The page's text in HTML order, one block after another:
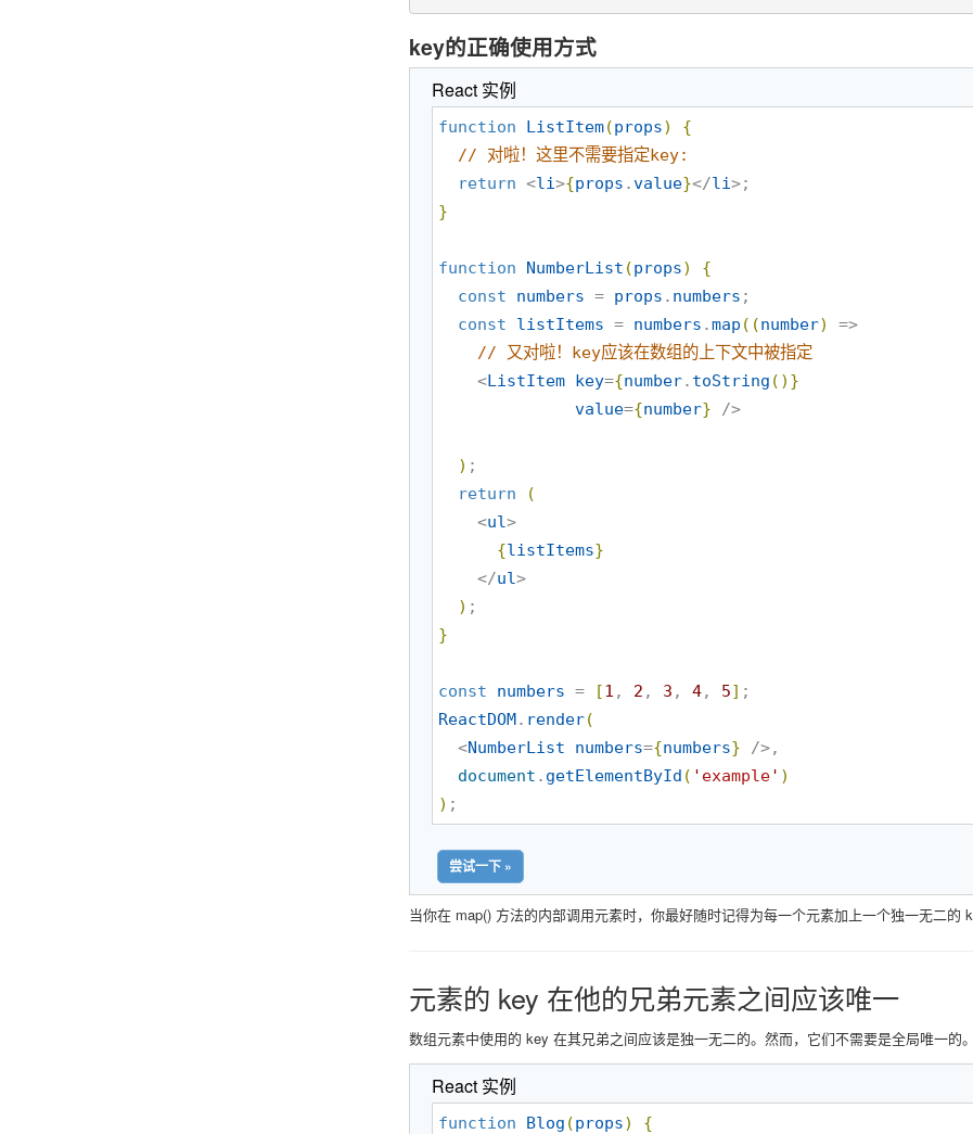
key的正确使用方式
React 实例
function ListItem(props)
{
// 对啦！这里不需要指定key:
return <li>{props .value}</li
}
function NumberList (props)
{
const
numbers = props . numbers ;
const
listItems = numbers .map ( (number)
=>
// 又对啦！key应该在数组的上下文中被指定
    <
ListItem key={number. toString ( ) }
value={number} />
) ;
return
(
    <
ul>
{listItems}
    </
ul>
)
}
const numbers = [1 , 2 , 3 , 4, 5]
ReactDOM. render(
  <
NumberList numbers={numbers} />,
document . getElementById ( ' example' )
) ;
尝试一下 »
当你在 map() 方法的内部调用元素时，你最好随时记得为每一个元素加上一个独一无二的
元素的 key 在他的兄弟元素之间应该唯一
数组元素中使用的 key 在其兄弟之间应该是独一无二的。然而，它们不需要是全局唯一的
React 实例
function Blog (props) {